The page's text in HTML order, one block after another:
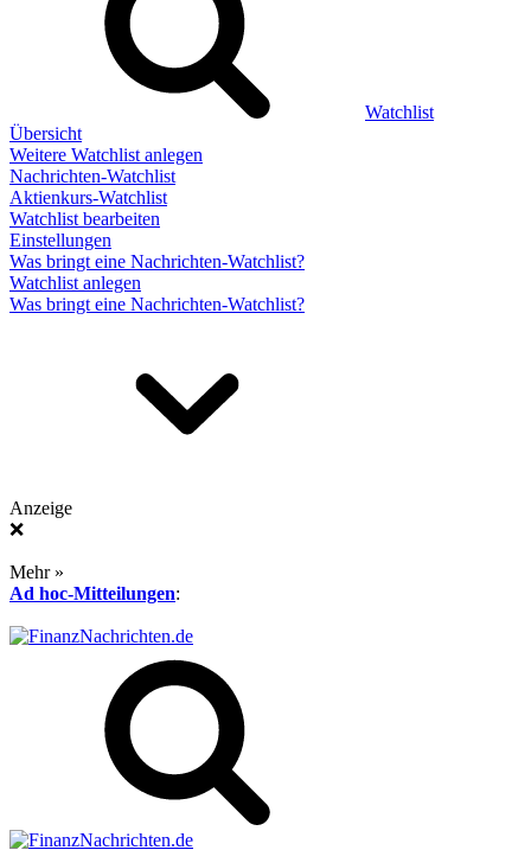
Watchlist
Übersicht
Weitere Watchlist anlegen
Nachrichten-Watchlist
Aktienkurs-Watchlist
Watchlist bearbeiten
Einstellungen
Was bringt eine Nachrichten-Watchlist?
Watchlist anlegen
Was bringt eine Nachrichten-Watchlist?
Anzeige
❌
Mehr »
Ad hoc-Mitteilungen: